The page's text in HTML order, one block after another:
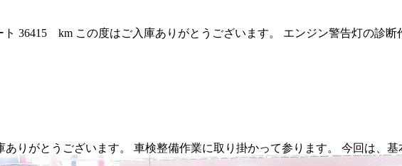
km この度はご入庫ありがとうございます。 エンジン警告灯の診断
がとうございます。 車検整備作業に取り掛かって参ります。 今回は、